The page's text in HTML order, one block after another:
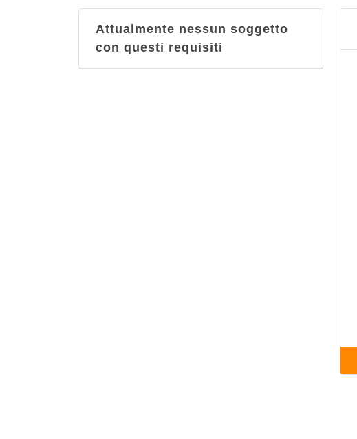
Attualmente nessun soggetto
con questi requisiti